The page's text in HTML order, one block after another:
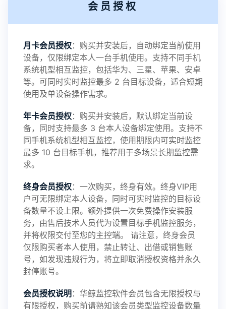
鲸监控存在的问题与所需的更多功能，华鲸手机监
控将持续为您创造更优秀的监控APP
2025-01-13 V3.7
2024-10-08 V3.6
2024-03-16 V3.5
会员授权
月卡会员授权：购买并安装后，自动绑定当前使用
设备，仅限绑定本人一台手机使用。支持不同手机
系统机型相互监控，包括华为、三星、苹果、安卓
等。可同时实时监控最多 2 台目标设备，适合短期
使用及单设备操作需求。
年卡会员授权：购买并安装后，默认绑定当前设
备，同时支持最多 3 台本人设备绑定使用。支持不
同手机系统机型相互监控，使用期限内可实时监控
最多 10 台目标手机，推荐用于多场景长期监控需
求。
终身会员授权：一次购买，终身有效。终身VIP用
户可无限绑定本人设备，同时可实时监控的目标设
备数量不设上限。额外提供一次免费操作安装服
务，由售后技术人员代为设置目标手机监控服务，
并将权限交付至您的主控端。 请注意，终身会员
仅限购买者本人使用，禁止转让、出借或销售账
号，如发现违规行为，将立即取消授权资格并永久
封停账号。
会员授权说明 ：华鲸监控软件会员包含无限授权与
有限授权，购买前请熟知该会员类型监控设备数量